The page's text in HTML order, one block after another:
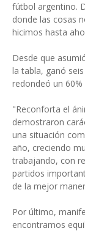
fútbol argentino.
donde las cosas
hicimos hasta
Desde que
la tabla, ganó
redondeó un 60%
"Reconforta el
demostraron
una situación
año, creciendo
trabajando, con
partidos
de la mejor
Por último,
encontramos